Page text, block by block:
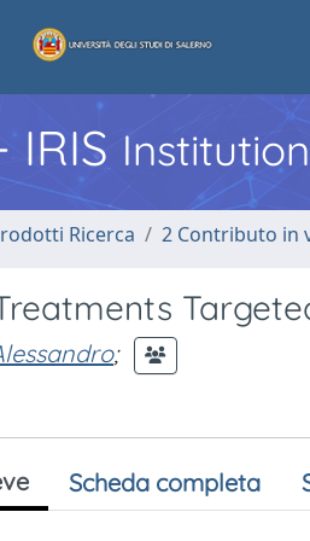
IRIS
Ricerca 2 Contributo in
;
Scheda completa